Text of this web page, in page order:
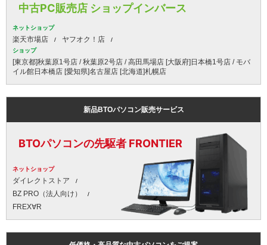
中古PC販売店 ショップインバース
ネットショップ
楽天市場店 ヤフオク！店
ショップ
[東京都]秋葉原1号店 / 秋葉原2号店 / 高田馬場店 [大阪府]日本橋1号店 / モバ
イル館日本橋店 [愛知県]名古屋店 [北海道]札幌店
新品BTOパソコン販売サービス
BTOパソコンの先駆者 FRONTIER
ネットショップ
ダイレクトストア
BZ PRO（法人向け）
FREX∀R